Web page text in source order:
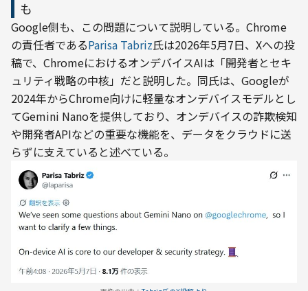
も
Google側も、この問題について説明している。Chrome
の責任者であるParisa Tabriz氏は2026年5月7日、Xへの投
稿で、ChromeにおけるオンデバイスAIは「開発者とセキ
ュリティ戦略の中核」だと説明した。同氏は、Googleが
2024年からChrome向けに軽量なオンデバイスモデルとし
てGemini Nanoを提供しており、オンデバイスの詐欺検知
や開発者APIなどの重要な機能を、データをクラウドに送
らずに支えていると述べている。